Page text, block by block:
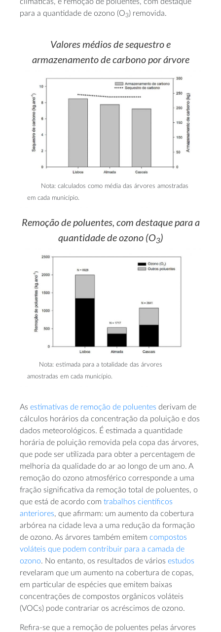
para a quantidade de ozono (O3) removida.
Valores médios de sequestro e
armazenamento de carbono por árvore
Nota: calculados como média das árvores amostradas
em cada município.
Remoção de poluentes, com destaque para a
quantidade de ozono (O3)
Nota: estimada para a totalidade das árvores
amostradas em cada município.
As estimativas de remoção de poluentes derivam de
cálculos horários da concentração da poluição e dos
dados meteorológicos. É estimada a quantidade
horária de poluição removida pela copa das árvores,
que pode ser utilizada para obter a percentagem de
melhoria da qualidade do ar ao longo de um ano. A
remoção do ozono atmosférico corresponde a uma
fração significativa da remoção total de poluentes, o
que está de acordo com trabalhos científicos
anteriores, que afirmam: um aumento da cobertura
arbórea na cidade leva a uma redução da formação
de ozono. As árvores também emitem compostos
voláteis que podem contribuir para a camada de
ozono. No entanto, os resultados de vários estudos
revelaram que um aumento na cobertura de copas,
em particular de espécies que emitem baixas
concentrações de compostos orgânicos voláteis
(VOCs) pode contrariar os acréscimos de ozono.
Refira-se que a remoção de poluentes pelas árvores